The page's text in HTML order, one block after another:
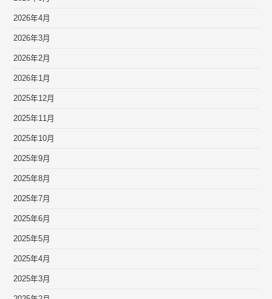
2026年4月
2026年3月
2026年2月
2026年1月
2025年12月
2025年11月
2025年10月
2025年9月
2025年8月
2025年7月
2025年6月
2025年5月
2025年4月
2025年3月